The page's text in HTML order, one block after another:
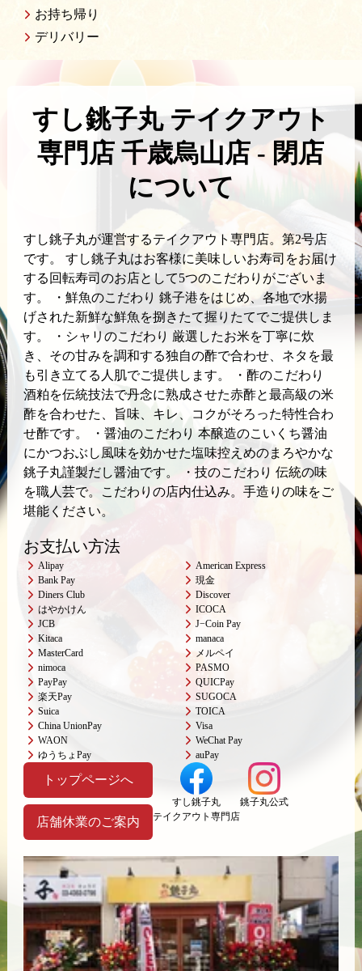
お持ち帰り
デリバリー
すし銚子丸 テイクアウト
専門店 千歳烏山店 - 閉店
について
すし銚子丸が運営するテイクアウト専門店。第2号店
です。 すし銚子丸はお客様に美味しいお寿司をお届け
する回転寿司のお店として5つのこだわりがございま
す。 ・鮮魚のこだわり 銚子港をはじめ、各地で水揚
げされた新鮮な鮮魚を捌きたて握りたてでご提供しま
す。 ・シャリのこだわり 厳選したお米を丁寧に炊
き、その甘みを調和する独自の酢で合わせ、ネタを最
も引き立てる人肌でご提供します。 ・酢のこだわり
酒粕を伝統技法で丹念に熟成させた赤酢と最高級の米
酢を合わせた、旨味、キレ、コクがそろった特性合わ
せ酢です。 ・醤油のこだわり 本醸造のこいくち醤油
にかつおぶし風味を効かせた塩味控えめのまろやかな
銚子丸謹製だし醤油です。 ・技のこだわり 伝統の味
を職人芸で。こだわりの店内仕込み。手造りの味をご
堪能ください。
お支払い方法
Alipay
American Express
Bank Pay
現金
Diners Club
Discover
はやかけん
ICOCA
JCB
J−Coin Pay
Kitaca
manaca
MasterCard
メルペイ
nimoca
PASMO
PayPay
QUICPay
楽天Pay
SUGOCA
Suica
TOICA
China UnionPay
Visa
WAON
WeChat Pay
ゆうちょPay
auPay
トップページへ
店舗休業のご案内
すし銚子丸
テイクアウト専門店
銚子丸公式